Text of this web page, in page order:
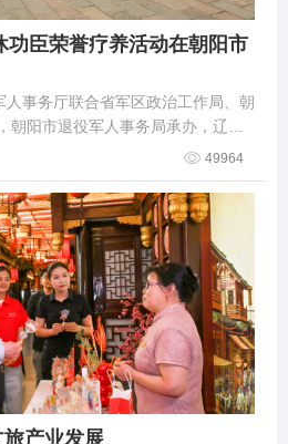
功臣荣誉疗养活动在朝阳市
事务厅联合省军区政治工作局、朝
朝阳市退役军人事务局承办，辽宁
养活动在朝阳圆满举办。
49964
产业发展